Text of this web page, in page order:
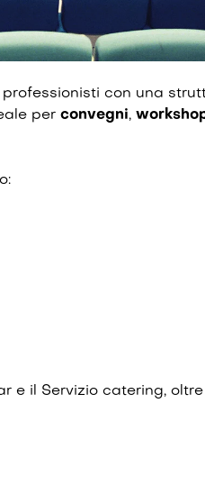
con una
per convegni,
e il Servizio catering, oltre